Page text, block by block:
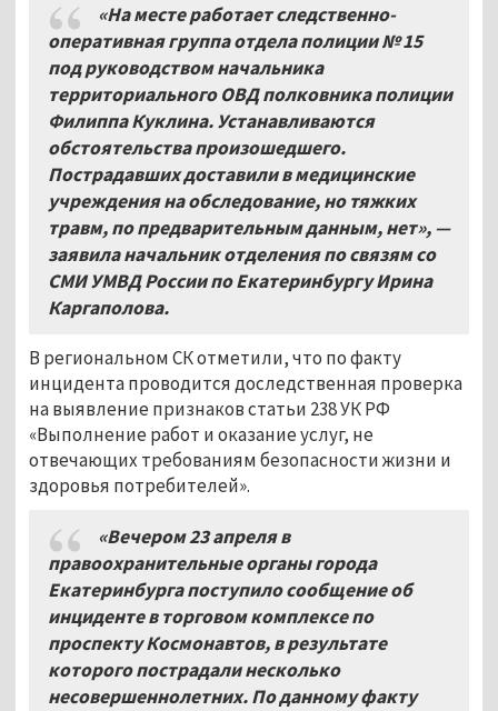
«На месте работает следственно-
оперативная группа отдела полиции №15
под руководством начальника
территориального ОВД полковника полиции
Филиппа Куклина.Устанавливаются
обстоятельства произошедшего.
Пострадавших доставили в медицинские
учреждения на обследование,но тяжких
травм,по предварительным данным,нет», —
заявила начальник отделения по связям со
СМИ УМВД России по Екатеринбургу Ирина
Каргаполова.
В региональном СК отметили, что по факту
инцидента проводится доследственная проверка
на выявление признаков статьи 238 УК РФ
«Выполнение работ и оказание услуг, не
отвечающих требованиям безопасности жизни и
здоровья потребителей».
«Вечером23апреля в
правоохранительные органы города
Екатеринбурга поступило сообщение об
инциденте в торговом комплексе по
проспекту Космонавтов, в результате
которого пострадали несколько
несовершеннолетних.По данному факту